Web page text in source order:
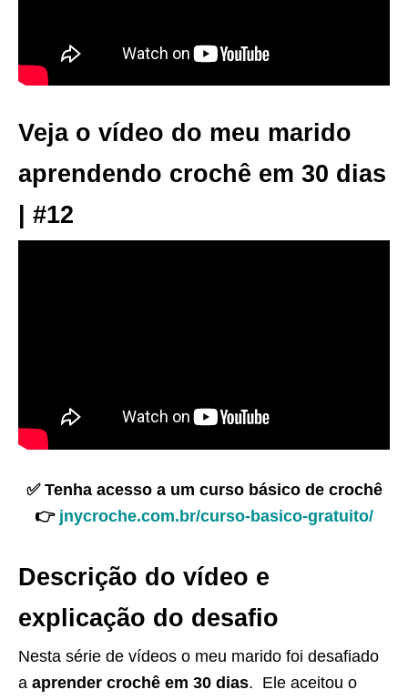
Veja o vídeo do meu marido
aprendendo crochê em 30 dias
| #12
✅ Tenha acesso a um curso básico de crochê
👉 jnycroche.com.br/curso-basico-gratuito/
Descrição do vídeo e
explicação do desafio
Nesta série de vídeos o meu marido foi desafiado
a aprender crochê em 30 dias. Ele aceitou o